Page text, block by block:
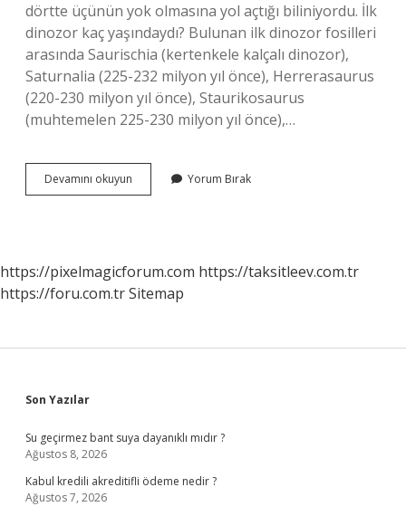
dörtte üçünün yok olmasına yol açtığı biliniyordu. İlk
dinozor kaç yaşındaydı? Bulunan ilk dinozor fosilleri
arasında Saurischia (kertenkele kalçalı dinozor),
Saturnalia (225-232 milyon yıl önce), Herrerasaurus
(220-230 milyon yıl önce), Staurikosaurus
(muhtemelen 225-230 milyon yıl önce),…
Devamını okuyun
Son
Yorum Bırak
https://pixelmagicforum.com https://taksitleev.com.tr
https://foru.com.trSitemap
Sidebar
Son Yazılar
Su geçirmez bant suya dayanıklı mıdır ?
Ağustos 8, 2026
Kabul kredili akreditifli ödeme nedir ?
Ağustos 7, 2026